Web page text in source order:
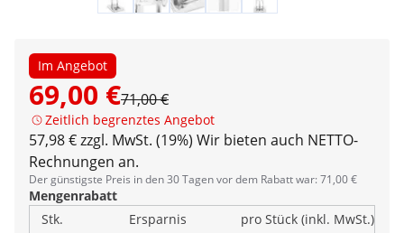
Im Angebot
69,00 €71,00 €
Zeitlich begrenztes Angebot
57,98 € zzgl. MwSt. (19%) Wir bieten auch NETTO-
Rechnungen an.
Der günstigste Preis in den 30 Tagen vor dem Rabatt war: 71,00 €
Mengenrabatt
Stk.
Ersparnis
pro Stück (inkl. MwSt.)